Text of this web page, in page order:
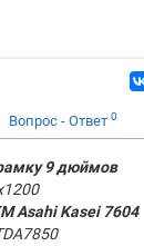
Вопрос - Ответ 0
9 дюймов
Asahi Kasei 7604